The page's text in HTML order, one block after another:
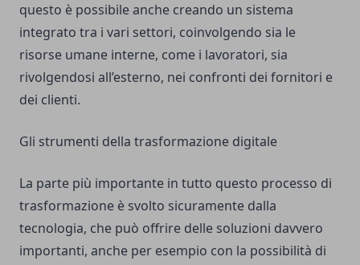
questo è possibile anche creando un sistema
integrato tra i vari settori, coinvolgendo sia le
risorse umane interne, come i lavoratori, sia
rivolgendosi all’esterno, nei confronti dei fornitori e
dei clienti.
Gli strumenti della trasformazione digitale
La parte più importante in tutto questo processo di
trasformazione è svolto sicuramente dalla
tecnologia, che può offrire delle soluzioni davvero
importanti, anche per esempio con la possibilità di